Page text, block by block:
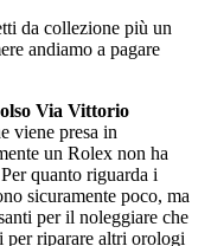
da collezione più un
andiamo a pagare
Via Vittorio
viene presa in
un Rolex non ha
quanto riguarda i
sicuramente poco, ma
per il noleggiare che
per riparare altri orologi